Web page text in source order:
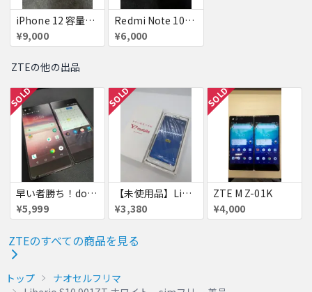
iPhone 12 容量不明 Red 国内版simフリー ジャンク
¥9,000
Redmi Note 10T Azure Black simフリー 新品未使用未開封品 ジャンク
¥6,000
ZTEの他の出品
SOLD
早い者勝ち！docomo ZTE M Z-01K 二画面スマホ 美品 利用制限△
¥5,999
SOLD
【未使用品】Libero S10 Softbank
¥3,380
SOLD
ZTE M Z-01K
¥4,000
ZTEのすべての商品を見る
トップ
ナオセルフリマ